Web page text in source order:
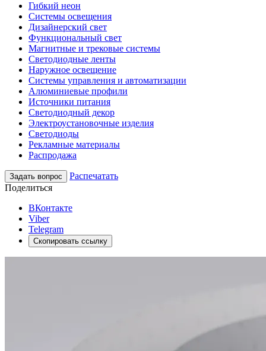
Гибкий неон
Системы освещения
Дизайнерский свет
Функциональный свет
Магнитные и трековые системы
Светодиодные ленты
Наружное освещение
Системы управления и автоматизации
Алюминиевые профили
Источники питания
Светодиодный декор
Электроустановочные изделия
Светодиоды
Рекламные материалы
Распродажа
Задать вопрос
Распечатать
Поделиться
ВКонтакте
Viber
Telegram
Скопировать ссылку